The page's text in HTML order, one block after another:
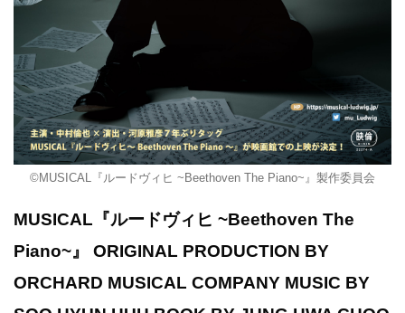
©MUSICAL『ルードヴィヒ ~Beethoven The Piano~』製作委員会
MUSICAL『ルードヴィヒ ~Beethoven The
Piano~』 ORIGINAL PRODUCTION BY
ORCHARD MUSICAL COMPANY MUSIC BY